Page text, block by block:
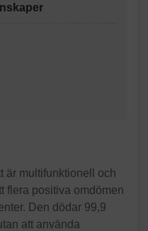
är multifunktionell och
flera positiva omdömen
Den dödar 99,9
att använda